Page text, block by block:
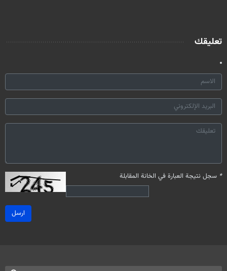
تعليقك
* سجل نتيجة العبارة في الخانة المقابلة
ارسل